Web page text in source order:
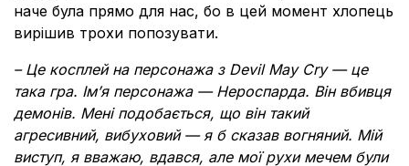
наче була прямо для нас, бо в цей момент хлопець
вирішив трохи попозувати.
– Це косплей на персонажа з Devil May Cry — це
така гра. Ім’я персонажа — Нероспарда. Він вбивця
демонів. Мені подобається, що він такий
агресивний, вибуховий — я б сказав вогняний. Мій
виступ, я вважаю, вдався, але мої рухи мечем були